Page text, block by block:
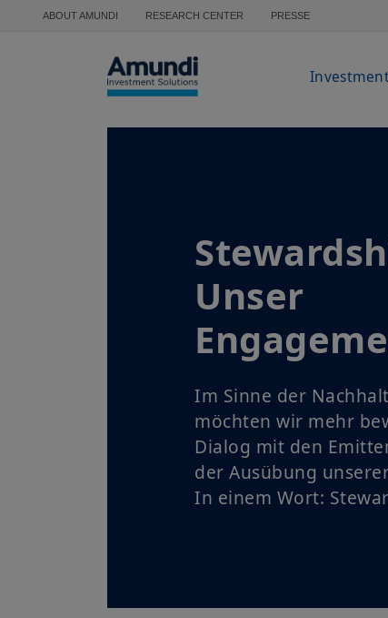
Direkt zum Inhalt
ABOUT AMUNDI RESEARCH CENTER PRESSE
Unser
Im Sinne der
möchten wir mehr
Dialog mit den
der Ausübung
In einem Wort: